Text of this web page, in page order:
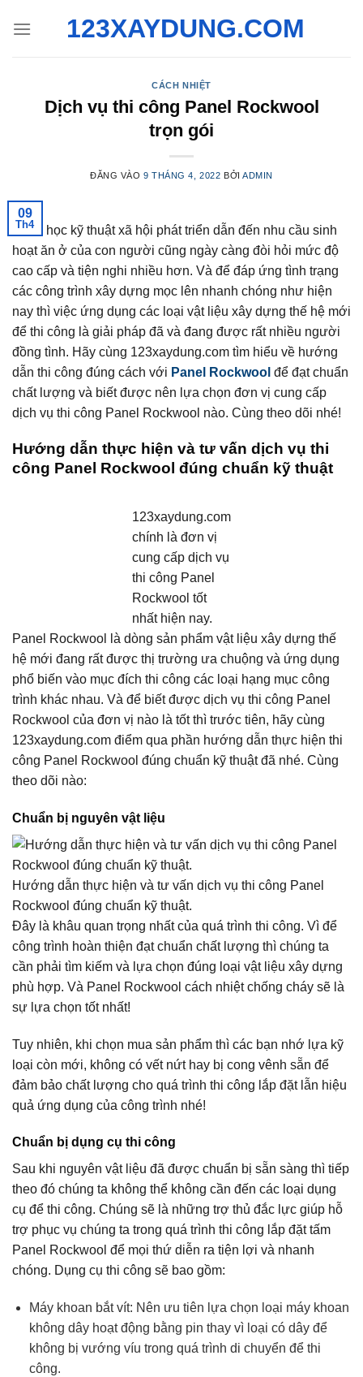
qua
123XAYDUNG.COM
CÁCH NHIỆT
Dịch vụ thi công Panel Rockwool
trọn gói
ĐĂNG VÀO 9 THÁNG 4, 2022 BỞIADMIN
09
Th4
Khoa học kỹ thuật xã hội phát triển dẫn đến nhu cầu sinh
hoạt ăn ở của con người cũng ngày càng đòi hỏi mức độ
cao cấp và tiện nghi nhiều hơn. Và để đáp ứng tình trạng
các công trình xây dựng mọc lên nhanh chóng như hiện
nay thì việc ứng dụng các loại vật liệu xây dựng thế hệ mới
để thi công là giải pháp đã và đang được rất nhiều người
đồng tình. Hãy cùng 123xaydung.com tìm hiểu về hướng
dẫn thi công đúng cách với Panel Rockwool để đạt chuẩn
chất lượng và biết được nên lựa chọn đơn vị cung cấp
dịch vụ thi công Panel Rockwool nào. Cùng theo dõi nhé!
Hướng dẫn thực hiện và tư vấn dịch vụ thi
công Panel Rockwool đúng chuẩn kỹ thuật
123xaydung.com
chính là đơn vị
cung cấp dịch vụ
thi công Panel
Rockwool tốt
nhất hiện nay.
Panel Rockwool là dòng sản phẩm vật liệu xây dựng thế
hệ mới đang rất được thị trường ưa chuộng và ứng dụng
phổ biến vào mục đích thi công các loại hạng mục công
trình khác nhau. Và để biết được dịch vụ thi công Panel
Rockwool của đơn vị nào là tốt thì trước tiên, hãy cùng
123xaydung.com điểm qua phần hướng dẫn thực hiện thi
công Panel Rockwool đúng chuẩn kỹ thuật đã nhé. Cùng
theo dõi nào:
Chuẩn bị nguyên vật liệu
Hướng dẫn thực hiện và tư vấn dịch vụ thi công Panel
Rockwool đúng chuẩn kỹ thuật.
Đây là khâu quan trọng nhất của quá trình thi công. Vì để
công trình hoàn thiện đạt chuẩn chất lượng thì chúng ta
cần phải tìm kiếm và lựa chọn đúng loại vật liệu xây dựng
phù hợp. Và Panel Rockwool cách nhiệt chống cháy sẽ là
sự lựa chọn tốt nhất!
Tuy nhiên, khi chọn mua sản phẩm thì các bạn nhớ lựa kỹ
loại còn mới, không có vết nứt hay bị cong vênh sẵn để
đảm bảo chất lượng cho quá trình thi công lắp đặt lẫn hiệu
quả ứng dụng của công trình nhé!
Chuẩn bị dụng cụ thi công
Sau khi nguyên vật liệu đã được chuẩn bị sẵn sàng thì tiếp
theo đó chúng ta không thể không cần đến các loại dụng
cụ để thi công. Chúng sẽ là những trợ thủ đắc lực giúp hỗ
trợ phục vụ chúng ta trong quá trình thi công lắp đặt tấm
Panel Rockwool để mọi thứ diễn ra tiện lợi và nhanh
chóng. Dụng cụ thi công sẽ bao gồm:
Máy khoan bắt vít: Nên ưu tiên lựa chọn loại máy khoan
không dây hoạt động bằng pin thay vì loại có dây để
không bị vướng víu trong quá trình di chuyển để thi
công.